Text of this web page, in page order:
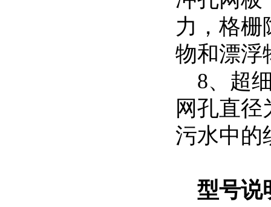
力，格栅
物和漂浮
8、超
网孔直径
污水中的
型号说